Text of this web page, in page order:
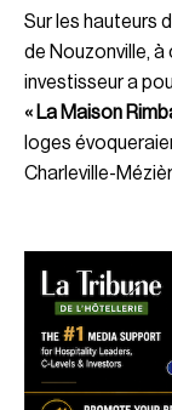
Sur les hauteurs
de Nouzonville,
investisseur a
« La Maison
loges
Charleville-